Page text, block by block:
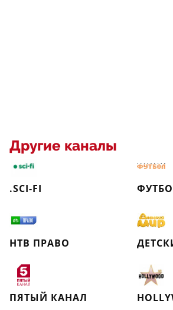
Другие каналы
.SCI-FI
НТВ ПРАВО
ПЯТЫЙ КАНАЛ